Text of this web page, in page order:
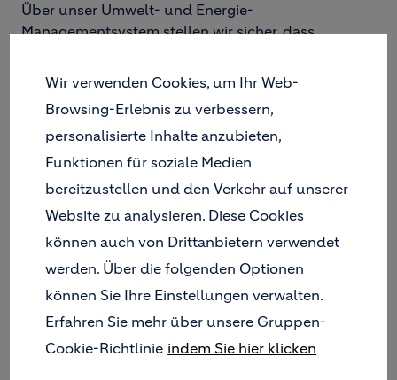
Über unser Umwelt- und Energie-
Managementsystem stellen wir sicher, dass
geschont werden, die Energieeffizienz von Anlagen
sichergestellt sowie die Energieeinsparung bedacht
wird. Die Mitarbeiter sind angehalten, sich umwelt-
und energiebewusst zu verhalten. Umweltschutz
und Energieeffizienz werden im Zementwerk
kontinuierlich verbessert.
Holcim Süddeutschland hat für diese
verantwortungsvollen Aufgaben einen Umwelt-
und Energie-Verantwortlichen bestimmt. Unsere
unternehmenspolitischen Ziele werden im Rahmen
der umweltorientierten Unternehmensführung auf
höchster Managementebene eingebracht,
umgesetzt und überprüft. Wir stellen sicher, dass
Wir verwenden Cookies, um Ihr Web-
Browsing-Erlebnis zu verbessern,
personalisierte Inhalte anzubieten,
Funktionen für soziale Medien
bereitzustellen und den Verkehr auf unserer
Website zu analysieren. Diese Cookies
können auch von Drittanbietern verwendet
werden. Über die folgenden Optionen
können Sie Ihre Einstellungen verwalten.
Erfahren Sie mehr über unsere Gruppen-
Cookie-Richtlinie indem Sie hier klicken